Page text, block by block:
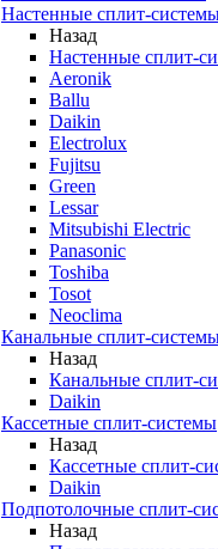
Настенные сплит-
Назад
Настенные сплит-
Aeronik
Ballu
Daikin
Electrolux
Fujitsu
Green
Lessar
Mitsubishi Electric
Panasonic
Toshiba
Tosot
Neoclima
Канальные сплит-
Назад
Канальные сплит-
Daikin
Кассетные сплит-системы
Назад
Кассетные сплит-
Daikin
Подпотолочные сплит-
Назад